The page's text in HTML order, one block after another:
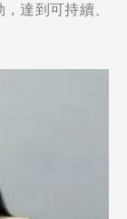
達到可持續、